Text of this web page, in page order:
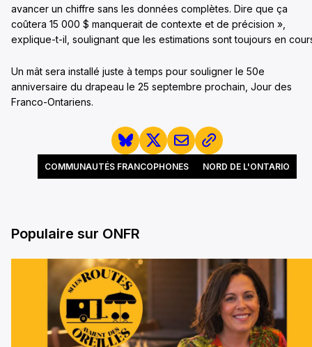
avancer un chiffre sans les données complètes. Dire que ça
coûtera 15 000 $ manquerait de contexte et de précision »,
explique-t-il, soulignant que les estimations sont toujours en
Un mât sera installé juste à temps pour souligner le 50e
anniversaire du drapeau le 25 septembre prochain, Jour des
Franco-Ontariens.
COMMUNAUTÉS FRANCOPHONES NORD DE L'ONTARIO
Populaire sur ONFR